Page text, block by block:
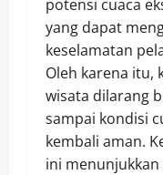
potensi cuaca
yang dapat
keselamatan
Oleh karena itu,
wisata dilarang
sampai kondisi
kembali aman.
ini menunjukkan